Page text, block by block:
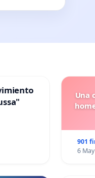
Una
901
6